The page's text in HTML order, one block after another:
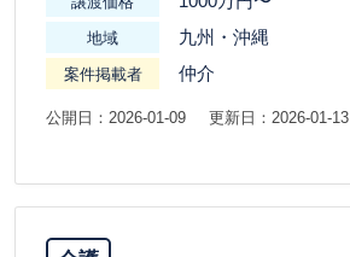
地域 九州・沖縄
案件掲載者 仲介
公開日：2026-01-09 更新日：2026-01-13